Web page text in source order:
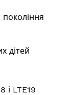
дітей
і LTE19